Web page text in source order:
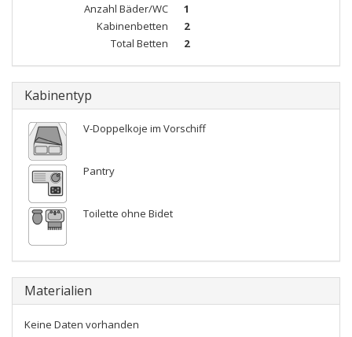
Anzahl Bäder/WC
1
Kabinenbetten
2
Total Betten
2
Kabinentyp
V-Doppelkoje im Vorschiff
Pantry
Toilette ohne Bidet
Materialien
Keine Daten vorhanden